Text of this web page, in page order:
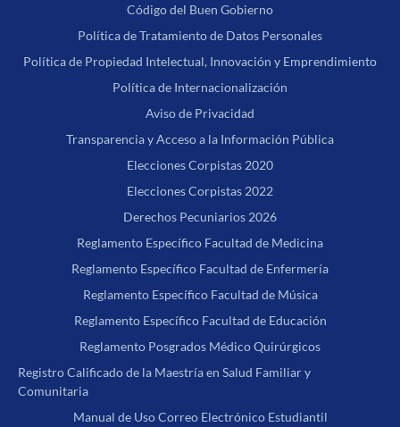
Código del Buen Gobierno
Política de Tratamiento de Datos Personales
Política de Propiedad Intelectual, Innovación y Emprendimiento
Política de Internacionalización
Aviso de Privacidad
Transparencia y Acceso a la Información Pública
Elecciones Corpistas 2020
Elecciones Corpistas 2022
Derechos Pecuniarios 2026
Reglamento Específico Facultad de Medicina
Reglamento Específico Facultad de Enfermería
Reglamento Específico Facultad de Música
Reglamento Específico Facultad de Educación
Reglamento Posgrados Médico Quirúrgicos
Registro Calificado de la Maestría en Salud Familiar y
Comunitaria
Manual de Uso Correo Electrónico Estudiantil